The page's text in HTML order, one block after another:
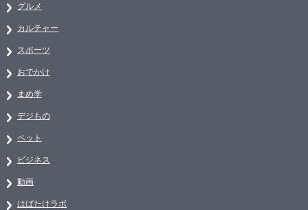
グルメ
カルチャー
スポーツ
おでかけ
まめ学
デジもの
ペット
ビジネス
動画
はばたけラボ